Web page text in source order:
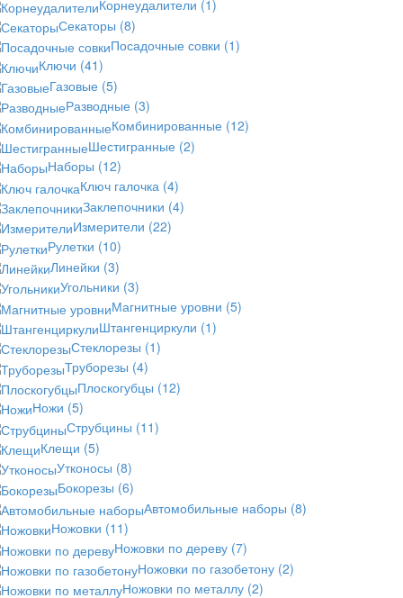
Корнеудалители (1)
Секаторы (8)
Посадочные совки (1)
Ключи (41)
Газовые (5)
Разводные (3)
Комбинированные (12)
Шестигранные (2)
Наборы (12)
Ключ галочка (4)
Заклепочники (4)
Измерители (22)
Рулетки (10)
Линейки (3)
Угольники (3)
Магнитные уровни (5)
Штангенциркули (1)
Стеклорезы (1)
Труборезы (4)
Плоскогубцы (12)
Ножи (5)
Струбцины (11)
Клещи (5)
Утконосы (8)
Бокорезы (6)
Автомобильные наборы (8)
Ножовки (11)
Ножовки по дереву (7)
Ножовки по газобетону (2)
Ножовки по металлу (2)